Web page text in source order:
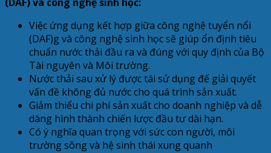
Việc ứng dụng kết hợp giữa công nghệ tuyển nổi
(DAF)g và công nghệ sinh học sẽ giúp ổn định tiêu
chuẩn nước thải đầu ra và đúng với quy định của Bộ
Tài nguyên và Môi trường.
Nước thải sau xử lý được tái sử dụng để giải quyết
vấn đề không đủ nước cho quá trình sản xuất.
Giảm thiểu chi phí sản xuất cho doanh nghiệp và dễ
dàng hình thành chiến lược đầu tư dài hạn.
Có ý nghĩa quan trọng với sức con người, môi
trường sông và hệ sinh thái xung quanh